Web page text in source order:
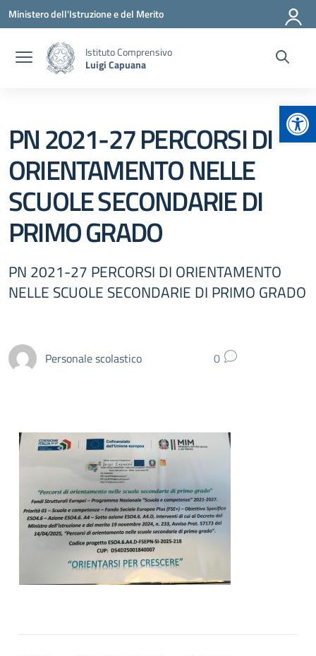
Vai ai contenuti
Vai al menu di navigazione
Vai al footer
Ministero dell'Istruzione e del Merito
Istituto Comprensivo
Luigi Capuana
PN 2021-27 PERCORSI DI
ORIENTAMENTO NELLE
SCUOLE SECONDARIE DI
PRIMO GRADO
PN 2021-27 PERCORSI DI ORIENTAMENTO
NELLE SCUOLE SECONDARIE DI PRIMO GRADO
Personale scolastico 0